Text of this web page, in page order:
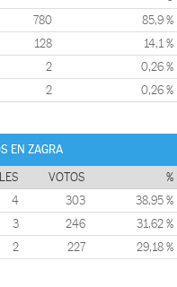
780 85,9 %
128 14,1 %
2 0,26 %
2 0,26 %
EN ZAGRA
VOTOS %
4 303 38,95 %
3 246 31,62 %
2 227 29,18 %